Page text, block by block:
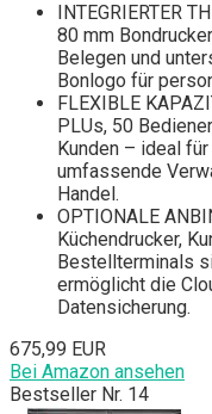
INTEGRIERTER
80 mm
Belegen und
Bonlogo für
FLEXIBLE
PLUs, 50
Kunden – ideal
umfassende
Handel.
OPTIONALE
Küchendrucker,
Bestellterminals
ermöglicht die
Datensicherung.
675,99 EUR
Bei Amazon ansehen
Bestseller Nr. 14